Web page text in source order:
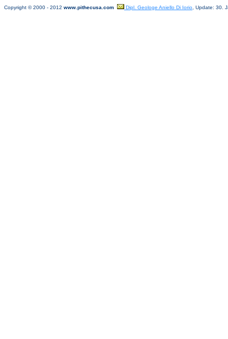
Copyright © 2000 - 2012 www.pithecusa.com Dipl. Geologe Aniello Di Iorio , Update: 30.